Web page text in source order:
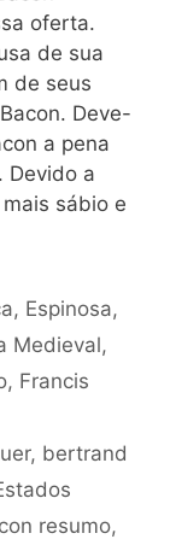
oferta.
de sua
de seus
Deve-
a pena
Devido a
sábio e
, Espinosa,
Medieval,
, Francis
, bertrand
resumo,